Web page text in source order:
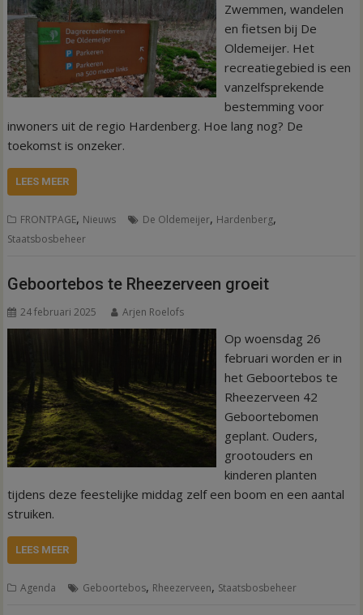
Zwemmen, wandelen
en fietsen bij De
Oldemeijer. Het
recreatiegebied is een
vanzelfsprekende
bestemming voor
inwoners uit de regio Hardenberg. Hoe lang nog? De
toekomst is onzeker.
LEES MEER
FRONTPAGE, Nieuws De Oldemeijer, Hardenberg,
Staatsbosbeheer
Geboortebos te Rheezerveen groeit
24 februari 2025 Arjen Roelofs
Op woensdag 26
februari worden er in
het Geboortebos te
Rheezerveen 42
Geboortebomen
geplant. Ouders,
grootouders en
kinderen planten
tijdens deze feestelijke middag zelf een boom en een aantal
struiken.
LEES MEER
Agenda Geboortebos, Rheezerveen, Staatsbosbeheer